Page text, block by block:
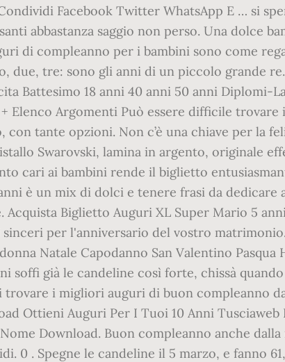
Facebook Twitter WhatsApp E … si
abbastanza saggio non perso. Una dolce
di compleanno per i bambini sono come
due, tre: sono gli anni di un piccolo grande
Battesimo 18 anni 40 anni 50 anni Diplomi-
Elenco Argomenti Può essere difficile trovare
tante opzioni. Non c’è una chiave per la
Swarovski, lamina in argento, originale
cari ai bambini rende il biglietto
è un mix di dolci e tenere frasi da dedicare
Biglietto Auguri XL Super Mario 5
per l'anniversario del vostro
Natale Capodanno San Valentino Pasqua
soffi già le candeline così forte, chissà
i migliori auguri di buon compleanno
Ottieni Auguri Per I Tuoi 10 Anni Tusciaweb
Download. Buon compleanno anche dalla
0 . Spegne le candeline il 5 marzo, e fanno